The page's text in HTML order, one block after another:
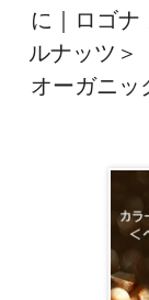
に｜ロゴナ
ルナッツ＞
オーガニッ